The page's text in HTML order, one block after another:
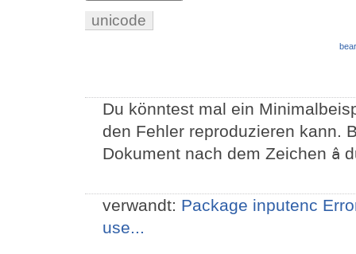
unicode
Du könntest mal ein
den Fehler reproduzieren kann.
Dokument nach dem Zeichen â
verwandt: Package inputenc
use...